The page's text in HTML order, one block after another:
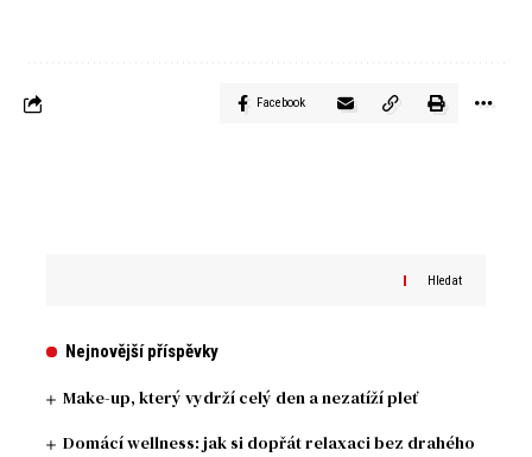
Facebook
Hledat
Nejnovější příspěvky
Make-up, který vydrží celý den a nezatíží pleť
Domácí wellness: jak si dopřát relaxaci bez drahého